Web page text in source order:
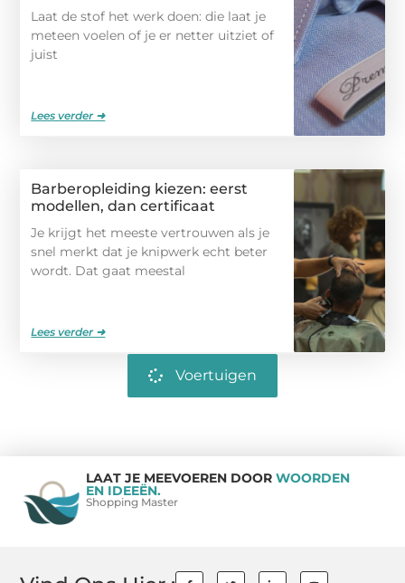
Laat de stof het werk doen: die laat je
meteen voelen of je er netter uitziet of
juist
Lees verder ➜
Barberopleiding kiezen: eerst
modellen, dan certificaat
Je krijgt het meeste vertrouwen als je
snel merkt dat je knipwerk echt beter
wordt. Dat gaat meestal
Lees verder ➜
Voertuigen
LAAT JE MEEVOEREN DOOR WOORDEN
EN IDEEËN.
Shopping Master